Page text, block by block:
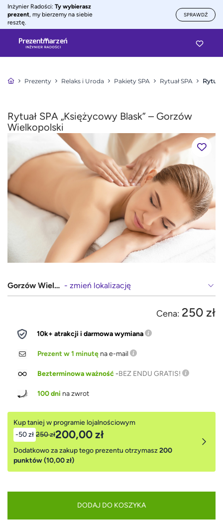
Inżynier Radości: Ty wybierasz
prezent, my bierzemy na siebie
resztę.
SPRAWDŹ
Prezenty Relaks i Uroda Pakiety SPA Rytuał SPA
Rytuał SPA „Księżycowy Blask” – Gorzów
Wielkopolski
Gorzów Wielkopolski - zmień lokalizację
Cena: 250 zł
10k+ atrakcji i darmowa wymiana
Prezent w 1 minutę na e-mail
Bezterminowa ważność-BEZ ENDU GRATIS!
100 dni na zwrot
Kup taniej w programie lojalnościowym
-50 zł 250 zł200,00 zł
Dodatkowo za zakup tego prezentu otrzymasz200
punktów (10,00 zł)
DODAJ DO KOSZYKA